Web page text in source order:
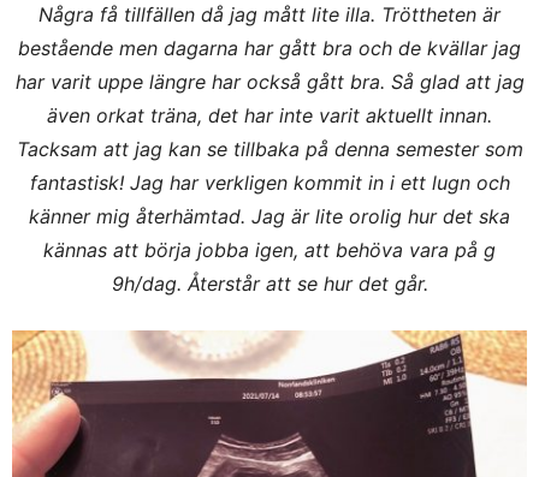
Några få tillfällen då jag mått lite illa. Tröttheten är
bestående men dagarna har gått bra och de kvällar jag
har varit uppe längre har också gått bra. Så glad att jag
även orkat träna, det har inte varit aktuellt innan.
Tacksam att jag kan se tillbaka på denna semester som
fantastisk! Jag har verkligen kommit in i ett lugn och
känner mig återhämtad. Jag är lite orolig hur det ska
kännas att börja jobba igen, att behöva vara på g
9h/dag. Återstår att se hur det går.